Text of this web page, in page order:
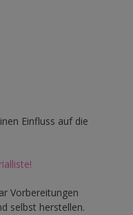
Einfluss auf die
Vorbereitungen
selbst herstellen.